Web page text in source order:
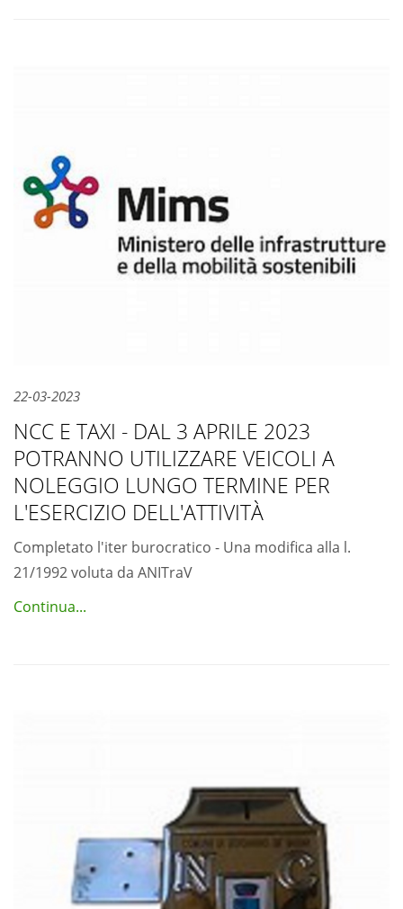
22-03-2023
NCC E TAXI - DAL 3 APRILE 2023
POTRANNO UTILIZZARE VEICOLI A
NOLEGGIO LUNGO TERMINE PER
L'ESERCIZIO DELL'ATTIVITÀ
Completato l'iter burocratico - Una modifica alla l.
21/1992 voluta da ANITraV
Continua...